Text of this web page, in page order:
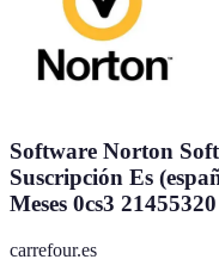
Software Norton
Suscripción Es
Meses 0cs3 21455320
carrefour.es